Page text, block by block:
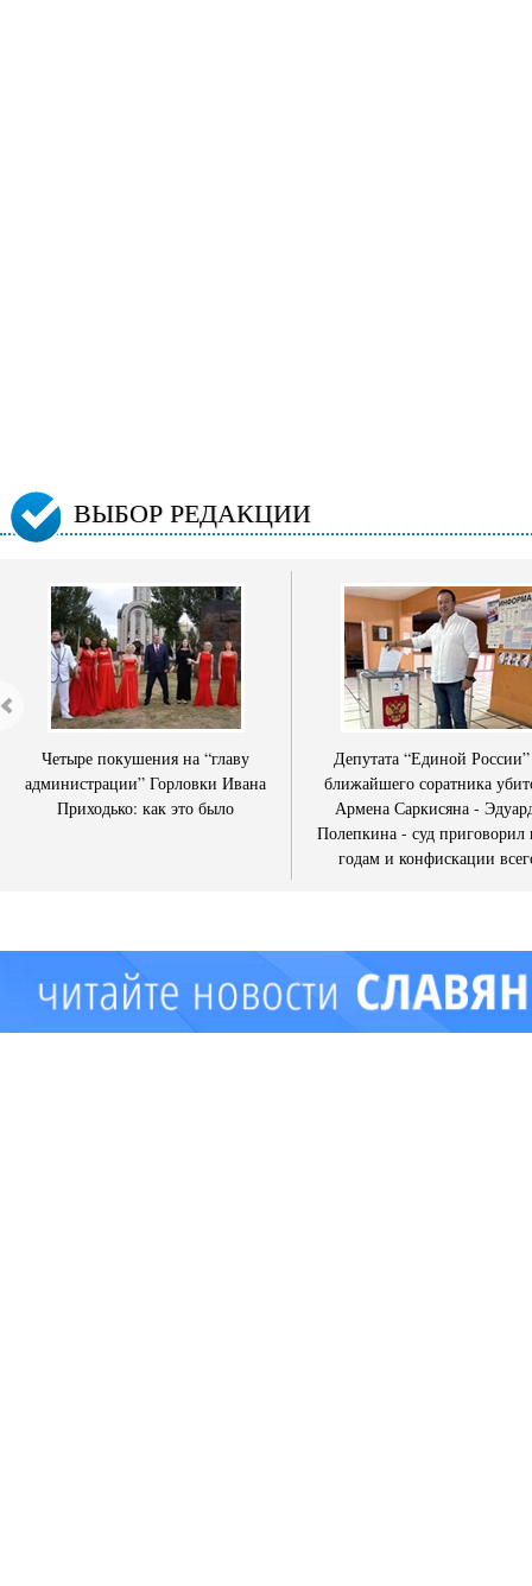
ВЫБОР РЕДАКЦИИ
Четыре покушения на “главу
администрации” Горловки Ивана
Приходько: как это было
Депутата “Единой
ближайшего соратника
Армена Саркисяна -
Полепкина - суд приговорил
годам и конфискации